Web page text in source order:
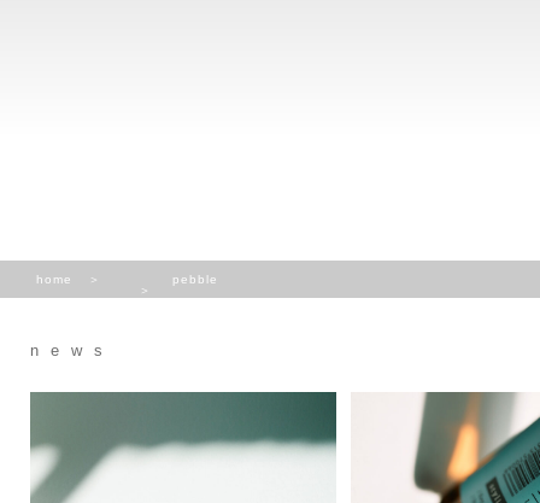
home pebble
news